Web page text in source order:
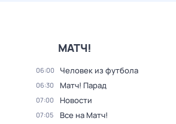
МАТЧ!
06:00 Человек из футбола
06:30 Матч! Парад
07:00 Новости
07:05 Все на Матч!